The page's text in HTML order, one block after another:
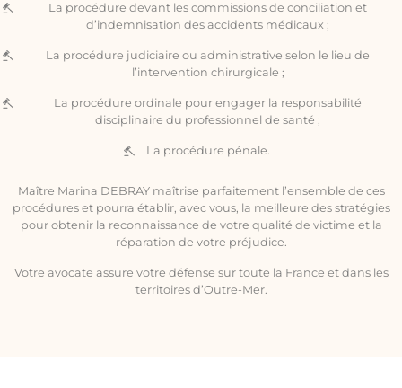
La procédure devant les commissions de conciliation et
d’indemnisation des accidents médicaux ;
La procédure judiciaire ou administrative selon le lieu de
l’intervention chirurgicale ;
La procédure ordinale pour engager la responsabilité
disciplinaire du professionnel de santé ;
La procédure pénale.
Maître Marina DEBRAY maîtrise parfaitement l’ensemble de ces
procédures et pourra établir, avec vous, la meilleure des stratégies
pour obtenir la reconnaissance de votre qualité de victime et la
réparation de votre préjudice.
Votre avocate assure votre défense sur toute la France et dans les
territoires d’Outre-Mer.